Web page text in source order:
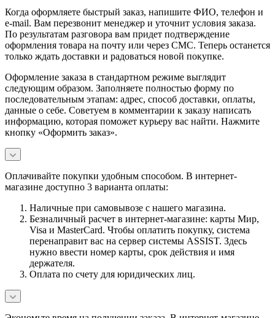
Когда оформляете быстрый заказ, напишите ФИО, телефон и
e-mail. Вам перезвонит менеджер и уточнит условия заказа.
По результатам разговора вам придет подтверждение
оформления товара на почту или через СМС. Теперь останется
только ждать доставки и радоваться новой покупке.
Оформление заказа в стандартном режиме выглядит
следующим образом. Заполняете полностью форму по
последовательным этапам: адрес, способ доставки, оплаты,
данные о себе. Советуем в комментарии к заказу написать
информацию, которая поможет курьеру вас найти. Нажмите
кнопку «Оформить заказ».
Оплачивайте покупки удобным способом. В интернет-
магазине доступно 3 варианта оплаты:
Наличные при самовывозе с нашего магазина.
Безналичный расчет в интернет-магазине: карты Мир,
Visa и MasterCard. Чтобы оплатить покупку, система
перенаправит вас на сервер системы ASSIST. Здесь
нужно ввести номер карты, срок действия и имя
держателя.
Оплата по счету для юридических лиц.